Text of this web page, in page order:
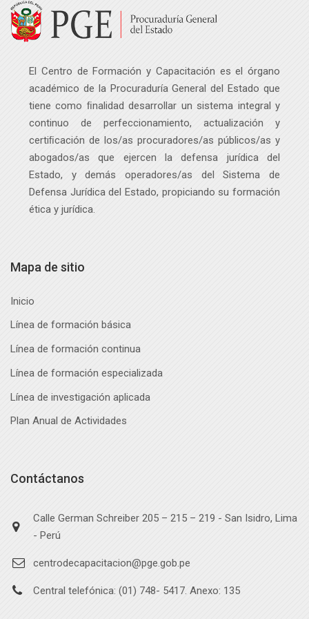
Página Principal
Páginas del sitio
Mis Eventos Académicos
Biblioteca
General
PGE
El Centro de Formación y Capacitación es el órgano
académico de la Procuraduría General del Estado que
tiene como ﬁnalidad desarrollar un sistema integral y
continuo de perfeccionamiento, actualización y
certiﬁcación de los/as procuradores/as públicos/as y
abogados/as que ejercen la defensa jurídica del
Estado, y demás operadores/as del Sistema de
Defensa Jurídica del Estado, propiciando su formación
ética y jurídica.
Mapa de sitio
Inicio
Línea de formación básica
Línea de formación continua
Línea de formación especializada
Línea de investigación aplicada
Plan Anual de Actividades
Contáctanos
Calle German Schreiber 205 – 215 – 219 - San Isidro, Lima
- Perú
centrodecapacitacion@pge.gob.pe
Central telefónica: (01) 748- 5417. Anexo: 135